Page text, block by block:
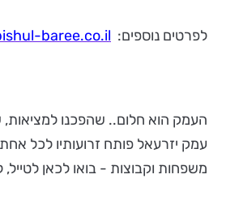
לפרטים נוספים: baree.co.il
העמק הוא חלום.. שהפכנו למציאות,
עמק יזרעאל פותח זרועותיו לכל
משפחות וקבוצות - בואו לכאן